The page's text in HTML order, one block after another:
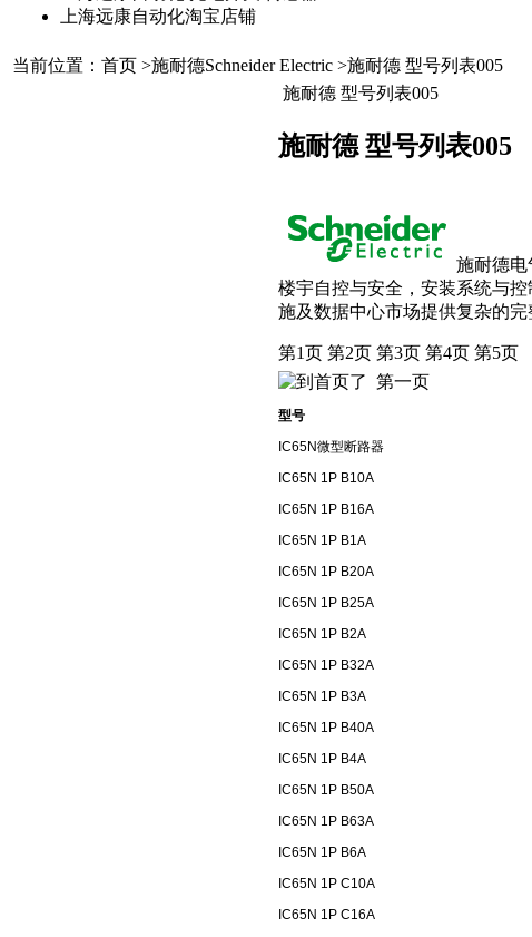
上海远康自动化淘宝店铺
当前位置： 首页 >施耐德Schneider Electric >施耐德 型号列表005
施耐德 型号列表005
施耐德 型号列表005
施耐德电
楼宇自控与安全，安装系统与
施及数据中心市场提供复杂的完
第1页 第2页 第3页 第4页 第5页
第一页
型号
IC65N微型断路器
IC65N 1P B10A
IC65N 1P B16A
IC65N 1P B1A
IC65N 1P B20A
IC65N 1P B25A
IC65N 1P B2A
IC65N 1P B32A
IC65N 1P B3A
IC65N 1P B40A
IC65N 1P B4A
IC65N 1P B50A
IC65N 1P B63A
IC65N 1P B6A
IC65N 1P C10A
IC65N 1P C16A